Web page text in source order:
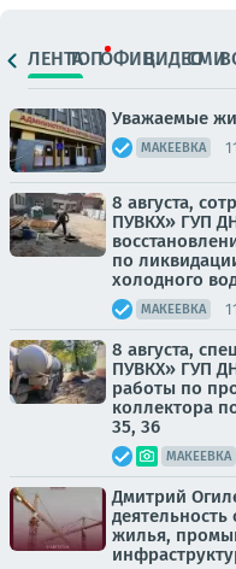
ЛЕНТАТОПОФИЦ.ВИДЕОСМИ
Уважаемые
МАКЕЕВКА
8 августа,
ПУВКХ» ГУП
по
холодного
МАКЕЕВКА
8 августа,
ПУВКХ» ГУП
работы по
коллектора
35, 36
МАКЕЕВКА
Дмитрий
деятельность
жилья,